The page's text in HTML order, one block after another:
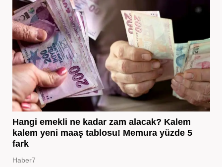
Hangi emekli ne kadar zam alacak? Kalem
kalem yeni maaş tablosu! Memura yüzde 5
fark
Haber7